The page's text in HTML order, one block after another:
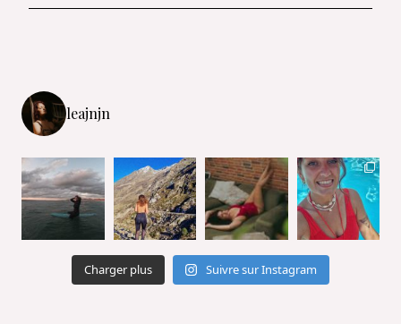
leajnjn
Charger plus Suivre sur Instagram